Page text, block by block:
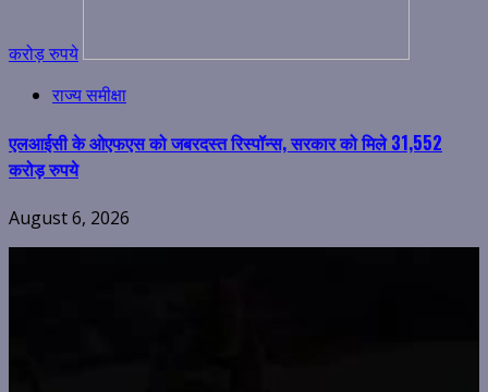
करोड़ रुपये
राज्य समीक्षा
एलआईसी के ओएफएस को जबरदस्त रिस्पॉन्स, सरकार को मिले 31,552
करोड़ रुपये
August 6, 2026